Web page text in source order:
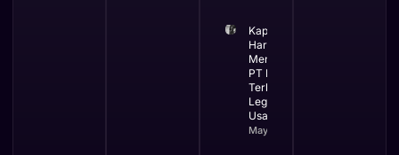
Kapan Bisnis
Harus
Menggunakan
PT Ini Waktu
Terbaik
Legalitas
Usaha
May 12, 2026